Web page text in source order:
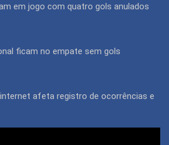
em jogo com quatro gols anulados
ficam no empate sem gols
afeta registro de ocorrências e